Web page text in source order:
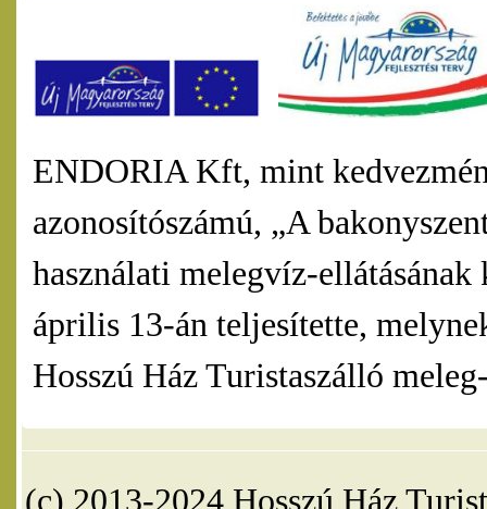
ENDORIA Kft, mint
azonosítószámú, „A
használati melegvíz-
április 13-án teljesítette,
Hosszú Ház Turistaszálló
(c) 2013-2024 Hosszú Ház